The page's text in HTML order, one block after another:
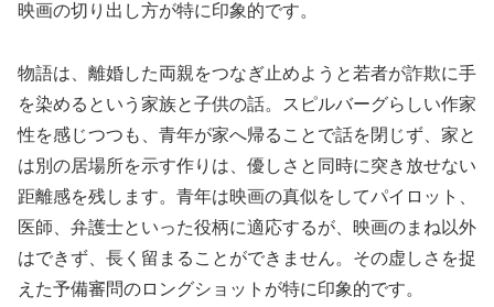
映画の切り出し方が特に印象的です。
物語は、離婚した両親をつなぎ止めようと若者が詐欺に手
を染めるという家族と子供の話。スピルバーグらしい作家
性を感じつつも、青年が家へ帰ることで話を閉じず、家と
は別の居場所を示す作りは、優しさと同時に突き放せない
距離感を残します。青年は映画の真似をしてパイロット、
医師、弁護士といった役柄に適応するが、映画のまね以外
はできず、長く留まることができません。その虚しさを捉
えた予備審問のロングショットが特に印象的です。